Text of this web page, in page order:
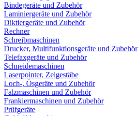
Bindegeräte und Zubehör
Laminiergeräte und Zubehör
Diktiergeräte und Zubehör
Rechner
Schreibmaschinen
Drucker, Multifunktionsgeräte und Zubehör
Telefaxgeräte und Zubehör
Schneidemaschinen
Laserpointer, Zeigestäbe
Loch-, Ösgeräte und Zubehör
Falzmaschinen und Zubehör
Frankiermaschinen und Zubehör
Prüfgeräte